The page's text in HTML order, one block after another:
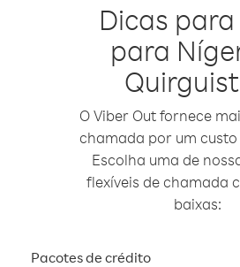
Dicas
para
O Viber Out fornece
chamada por um custo
Escolha uma de
flexíveis de chamada
baixas:
Pacotes de crédito